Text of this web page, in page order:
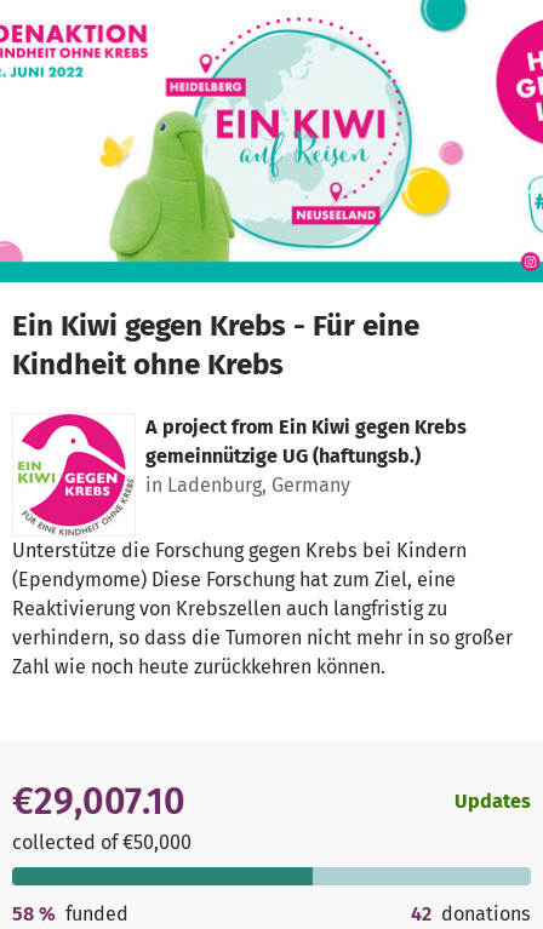
Ein Kiwi gegen Krebs - Für eine
Kindheit ohne Krebs
A project from Ein Kiwi gegen Krebs
gemeinnützige UG (haftungsb.)
in Ladenburg, Germany
Unterstütze die Forschung gegen Krebs bei Kindern
(Ependymome) Diese Forschung hat zum Ziel, eine
Reaktivierung von Krebszellen auch langfristig zu
verhindern, so dass die Tumoren nicht mehr in so großer
Zahl wie noch heute zurückkehren können.
€29,007.10
collected of €50,000
Updates
58 % funded 42 donations